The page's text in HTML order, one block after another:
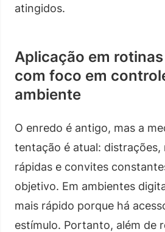
atingidos.
Aplicação em
com foco em
ambiente
O enredo é antigo, mas a
tentação é atual: distrações,
rápidas e convites
objetivo. Em ambientes
mais rápido porque há
estímulo. Portanto, além de